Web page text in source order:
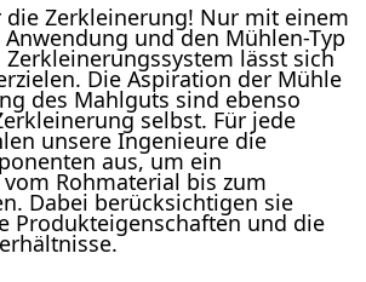
die Zerkleinerung! Nur mit einem
und den Mühlen-Typ
lässt sich
Die Aspiration der Mühle
des Mahlguts sind ebenso
selbst. Für jede
unsere Ingenieure die
aus, um ein
Rohmaterial bis zum
Dabei berücksichtigen sie
Produkteigenschaften und die